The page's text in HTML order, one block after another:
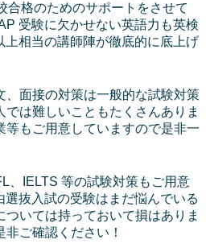
合格のためのサポートをさせて
受験に欠かせない英語力も英検
上相当の講師陣が徹底的に底上げ
、面接の対策は一般的な試験対策
では難しいこともたくさんありま
等もご用意していますので是非一
、IELTS 等の試験対策もご用意
選抜入試の受験はまだ悩んでいる
ついては持っておいて損はありま
ご確認ください！